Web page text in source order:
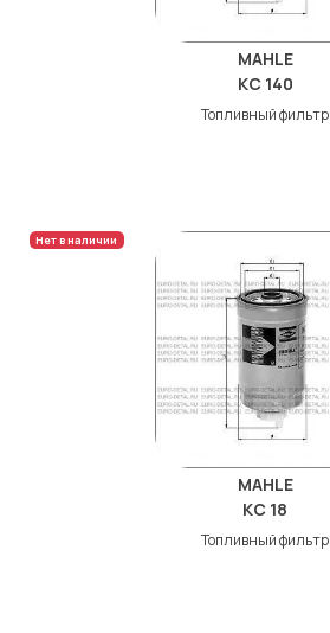
MAHLE
KC 140
Топливный фильтр
Нет в наличии
MAHLE
KC 18
Топливный фильтр